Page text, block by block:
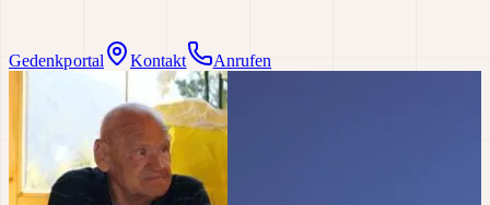
Gedenkportal Kontakt Anrufen